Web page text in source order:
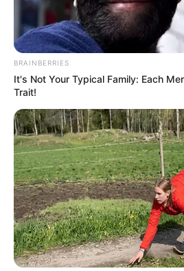
BRAINBERRIES
It's Not Your Typical Family: Each
Trait!